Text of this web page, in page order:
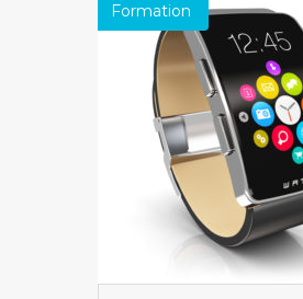
Formation